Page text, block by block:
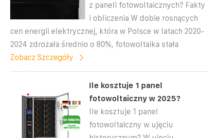
z paneli fotowoltaicznych? Fakty
i obliczenia W dobie rosnących
cen energii elektrycznej, która w Polsce w latach 2020-
2024 zdrożała średnio o 80%, fotowoltaika stała
Zobacz Szczegóły
Ile kosztuje 1 panel
fotowoltaiczny w 2025?
Ile kosztuje 1 panel
fotowoltaiczny w ujęciu